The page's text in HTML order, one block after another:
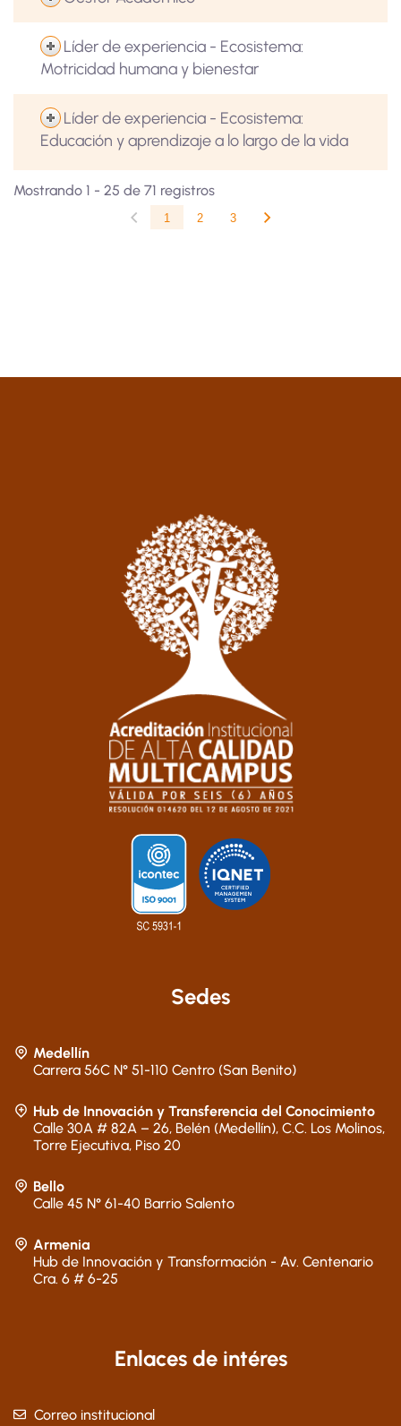
Líder de experiencia - Ecosistema:
Motricidad humana y bienestar
Líder de experiencia - Ecosistema:
Educación y aprendizaje a lo largo de la vida
Mostrando 1 - 25 de 71 registros
1 2 3
Sedes
Medellín
Carrera 56C N° 51-110 Centro (San Benito)
Hub de Innovación y Transferencia del Conocimiento
Calle 30A # 82A – 26, Belén (Medellín), C.C. Los Molinos,
Torre Ejecutiva, Piso 20
Bello
Calle 45 N° 61-40 Barrio Salento
Armenia
Hub de Innovación y Transformación - Av. Centenario
Cra. 6 # 6-25
Enlaces de intéres
Correo institucional